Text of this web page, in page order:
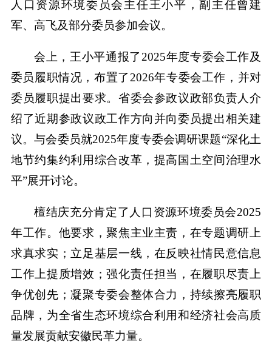
人口资源环境委员会主任王小平，副主任曾建
军、高飞及部分委员参加会议。
会上，王小平通报了2025年度专委会工作及
委员履职情况，布置了2026年专委会工作，并对
委员履职提出要求。省委会参政议政部负责人介
绍了近期参政议政工作方向并向委员提出相关建
议。与会委员就2025年度专委会调研课题“深化土
地节约集约利用综合改革，提高国土空间治理水
平”展开讨论。
檀结庆充分肯定了人口资源环境委员会2025
年工作。他要求，聚焦主业主责，在专题调研上
求真求实；立足基层一线，在反映社情民意信息
工作上提质增效；强化责任担当，在履职尽责上
争优创先；凝聚专委会整体合力，持续擦亮履职
品牌，为全省生态环境综合利用和经济社会高质
量发展贡献安徽民革力量。